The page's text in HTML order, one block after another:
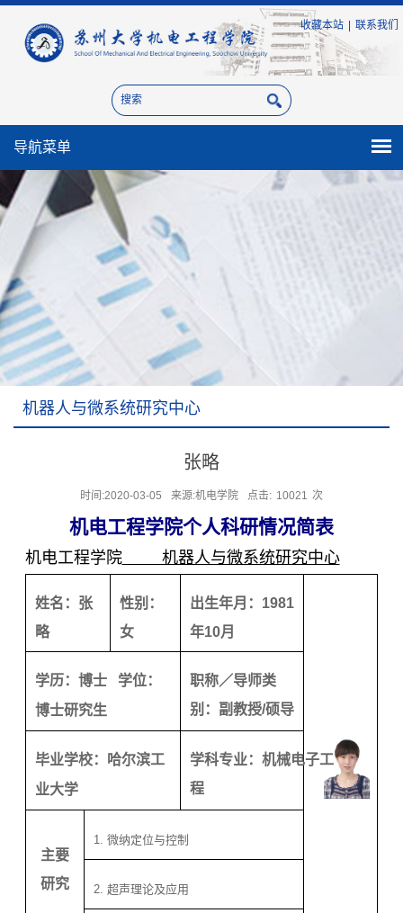
收藏本站 联系我们
导航菜单
机器人与微系统研究中心
张略
时间:2020-03-05 来源:机电学院 点击: 10021 次
机电工程学院个人科研情况简表
机电工程学院机器人与微系统研究中心
姓名：张
略
性别：
女
出生年月： 1981
年10月
学历： 博士 学位：
博士研究生
职称／导师类
别：副教授/硕导
毕业学校：
哈尔滨工
业大学
学科专业：机械电子工
程
主要
研究
1. 微纳定位与控制
2. 超声理论及应用